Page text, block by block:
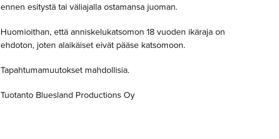
ennen esitystä tai väliajalla ostamansa juoman.
Huomioithan, että anniskelukatsomon 18 vuoden ikäraja on
ehdoton, joten alaikäiset eivät pääse katsomoon.
Tapahtumamuutokset mahdollisia.
Tuotanto Bluesland Productions Oy